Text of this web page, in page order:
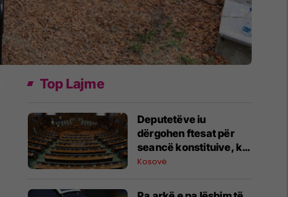
Top Lajme
​Deputetëve iu
dërgohen ftesat për
seancë konstituive, ky
është rendi i ditës
Kosovë